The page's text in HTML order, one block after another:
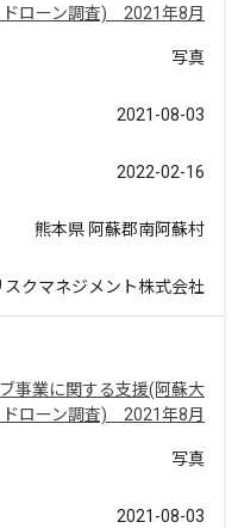
ローン調査) 2021年8月
写真
2021-08-03
2022-02-16
熊本県 阿蘇郡南阿蘇村
スクマネジメント株式会社
事業に関する支援(阿蘇大
ローン調査) 2021年8月
写真
2021-08-03